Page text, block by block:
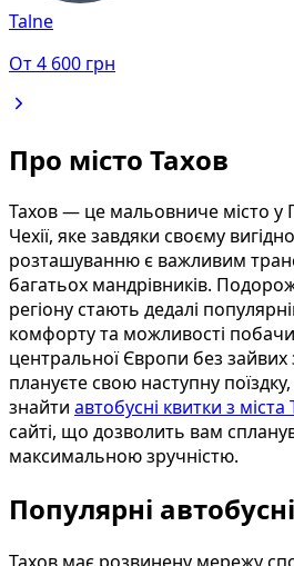
Talne
От4 600 грн
Про місто Тахов
Тахов — це мальовниче місто у
Чехії, яке завдяки своєму
розташуванню є важливим
багатьох мандрівників.
регіону стають дедалі
комфорту та можливості
центральної Європи без
плануєте свою наступну
знайти автобусні квитки з міста
сайті, що дозволить вам
максимальною зручністю.
Популярні